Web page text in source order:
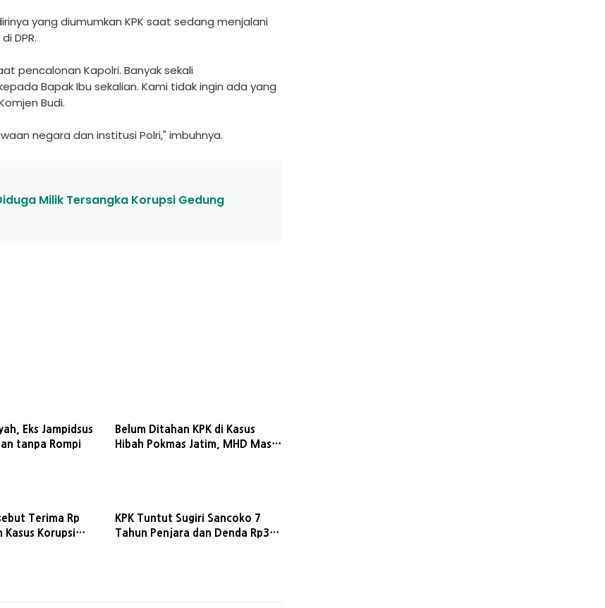
yang diumumkan KPK saat sedang menjalani
DPR.
pencalonan Kapolri. Banyak sekali
Bapak Ibu sekalian. Kami tidak ingin ada yang
Budi.
negara dan institusi Polri," imbuhnya.
Milik Tersangka Korupsi Gedung
Eks Jampidsus
tanpa Rompi
Belum Ditahan KPK di Kasus
Hibah Pokmas Jatim, MHD Masih
Terima Rp
Kasus Korupsi
KPK Tuntut Sugiri Sancoko 7
Tahun Penjara dan Denda Rp300